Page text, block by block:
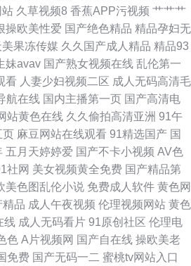
站 久草视频8 香蕉APP污视频 艹艹艹
操欧美性爱 国产绝色精品 精品孕妇无
美果冻传媒 久久国产成人精品 精品93
妹avav 国产熟女视频在线 乱伦第一
看 人妻少妇视频二区 成人无码高清毛
航在线 国内主播第一页 国产高清电
站黄色在线 久久偷拍高清亚洲 91午
页 麻豆网站在线观看 91精选国产 国
五月天婷婷爱 国产不卡小视频 AV色
社网 美女视频黄全免费 国产精品第
美色图乱伦小说 免费成人软件 黄色网
精品 成人午夜视频 伦理视频网站 黄色
线 成人无码看片 91原创社区 伦理电
色 A片视频网 国产自在线 操欧美老
免费 国产无码一二 蜜桃tv网站入口